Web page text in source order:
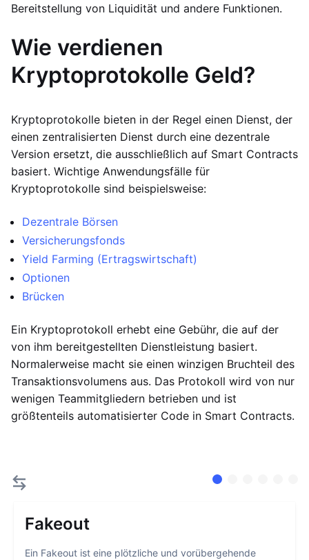
Bereitstellung von Liquidität und andere Funktionen.
Wie verdienen
Kryptoprotokolle Geld?
Kryptoprotokolle bieten in der Regel einen Dienst, der
einen zentralisierten Dienst durch eine dezentrale
Version ersetzt, die ausschließlich auf Smart Contracts
basiert. Wichtige Anwendungsfälle für
Kryptoprotokolle sind beispielsweise:
Dezentrale Börsen
Versicherungsfonds
Yield Farming (Ertragswirtschaft)
Optionen
Brücken
Ein Kryptoprotokoll erhebt eine Gebühr, die auf der
von ihm bereitgestellten Dienstleistung basiert.
Normalerweise macht sie einen winzigen Bruchteil des
Transaktionsvolumens aus. Das Protokoll wird von nur
wenigen Teammitgliedern betrieben und ist
größtenteils automatisierter Code in Smart Contracts.
Fakeout
Ein Fakeout ist eine plötzliche und vorübergehende